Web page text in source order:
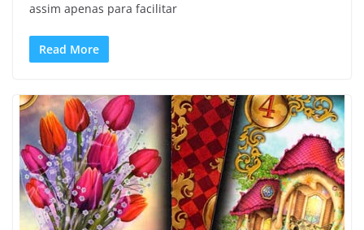
assim apenas para facilitar
Read More